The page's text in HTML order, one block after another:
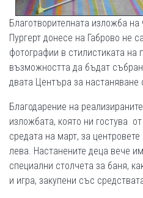
Благотворителната изложба
Пургерт донесе на Габрово не
фотографии в стилистиката на
възможността да бъдат
двата Центъра за настаняване
Благодарение на
изложбата, която ни гостува
средата на март, за
лева. Настанените деца вече
специални столчета за баня,
и игра, закупени със